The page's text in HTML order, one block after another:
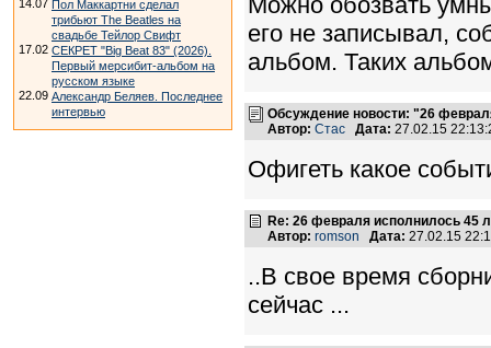
14.07 Пол Маккартни сделал
трибьют The Beatles на
свадьбе Тейлор Свифт
17.02 СЕКРЕТ "Big Beat 83" (2026).
Первый мерсибит-альбом на
русском языке
22.09 Александр Беляев. Последнее
интервью
его не записывал,
альбом. Таких
Обсуждение новости: "26
Автор: Стас Дата: 27.02.15
Офигеть какое
Re: 26 февраля исполнилось 45
Автор: romson Дата: 27.02.15
..В свое время
сейчас ...